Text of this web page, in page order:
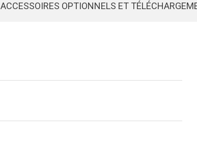
ACCESSOIRES OPTIONNELS ET